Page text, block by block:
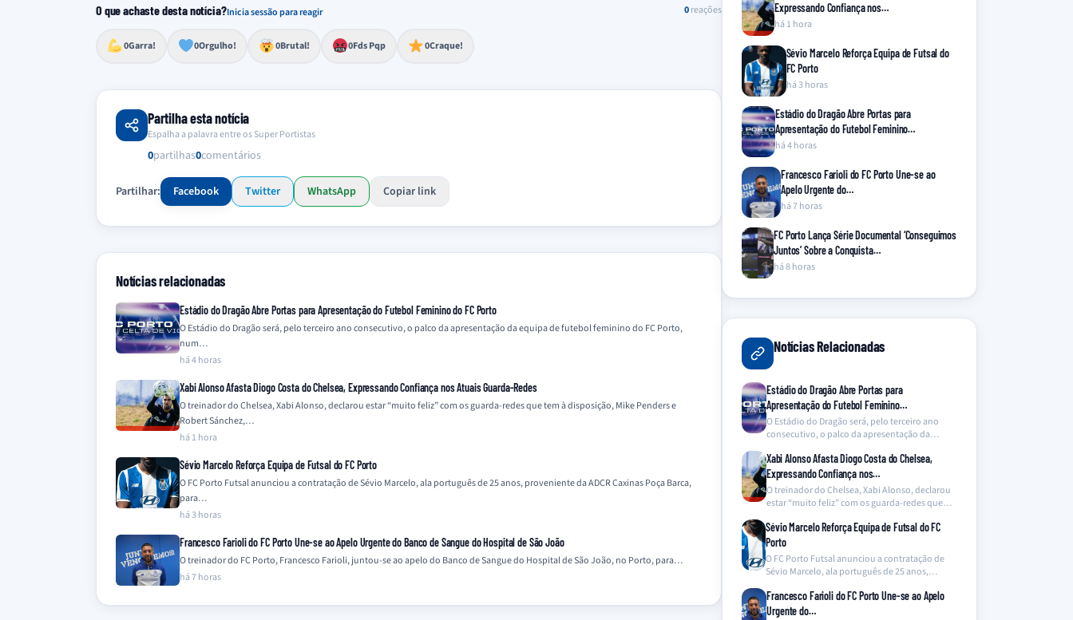
O que achaste desta notícia?Inicia sessão para reagir 0reações
0Garra!
Esforço, determinação, aprovação forte
0Orgulho!
Lealdade, amor clubístico, sentimento profundo
0Brutal!
Impressionante, chocante, de grande impacto 0Fds Pqp
Reação de desespero, raiva, frustração ou espanto extremo 0Craque!
Excelência, destaque, o melhor
Partilha esta notícia
Espalha a palavra entre os Super Portistas
0partilhas0comentários
Partilhar: Facebook Twitter WhatsApp Copiar link
Notícias relacionadas
Estádio do Dragão Abre Portas para Apresentação do Futebol Feminino do FC Porto
O Estádio do Dragão será, pelo terceiro ano consecutivo, o palco da apresentação da equipa de futebol feminino do FC Porto,
num…
há 4 horas
Xabi Alonso Afasta Diogo Costa do Chelsea, Expressando Confiança nos Atuais Guarda-Redes
O treinador do Chelsea, Xabi Alonso, declarou estar “muito feliz” com os guarda-redes que tem à disposição, Mike Penders e
Robert Sánchez,…
há 1 hora
Sévio Marcelo Reforça Equipa de Futsal do FC Porto
O FC Porto Futsal anunciou a contratação de Sévio Marcelo, ala português de 25 anos, proveniente da ADCR Caxinas Poça Barca,
para…
há 3 horas
Francesco Farioli do FC Porto Une-se ao Apelo Urgente do Banco de Sangue do Hospital de São João
O treinador do FC Porto, Francesco Farioli, juntou-se ao apelo do Banco de Sangue do Hospital de São João, no Porto, para…
há 7 horas
Expressando Confiança nos…
há 1 hora
Sévio Marcelo Reforça Equipa de Futsal do
FC Porto
há 3 horas
Estádio do Dragão Abre Portas para
Apresentação do Futebol Feminino…
há 4 horas
Francesco Farioli do FC Porto Une-se ao
Apelo Urgente do…
há 7 horas
FC Porto Lança Série Documental ‘Conseguimos
Juntos’ Sobre a Conquista…
há 8 horas
Notícias Relacionadas
Estádio do Dragão Abre Portas para
Apresentação do Futebol Feminino…
O Estádio do Dragão será, pelo terceiro ano
consecutivo, o palco da apresentação da
Xabi Alonso Afasta Diogo Costa do Chelsea,
Expressando Confiança nos…
O treinador do Chelsea, Xabi Alonso, declarou
estar “muito feliz” com os guarda-redes que
Sévio Marcelo Reforça Equipa de Futsal do FC
Porto
O FC Porto Futsal anunciou a contratação de
Sévio Marcelo, ala português de 25 anos,
Francesco Farioli do FC Porto Une-se ao Apelo
Urgente do…